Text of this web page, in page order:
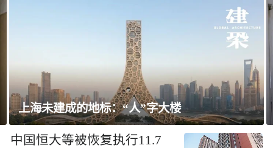
上海未建成的地标：“人”字大楼
中国恒大等被恢复执行11.7